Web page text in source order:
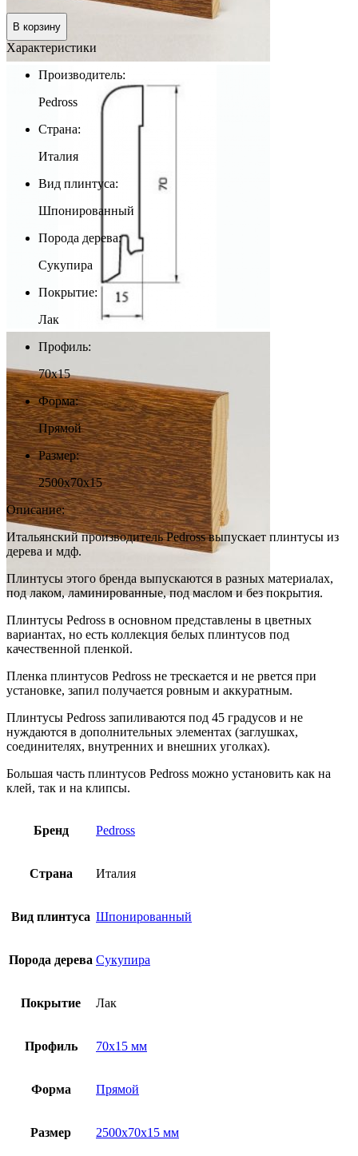
В корзину
Характеристики
Производитель:
Pedross
Страна:
Италия
Вид плинтуса:
Шпонированный
Порода дерева:
Сукупира
Покрытие:
Лак
Профиль:
70x15
Форма:
Прямой
Размер:
2500x70x15
Описание:
Итальянский производитель Pedross выпускает плинтусы из
дерева и мдф.
Плинтусы этого бренда выпускаются в разных материалах,
под лаком, ламинированные, под маслом и без покрытия.
Плинтусы Pedross в основном представлены в цветных
вариантах, но есть коллекция белых плинтусов под
качественной пленкой.
Пленка плинтусов Pedross не трескается и не рвется при
установке, запил получается ровным и аккуратным.
Плинтусы Pedross запиливаются под 45 градусов и не
нуждаются в дополнительных элементах (заглушках,
соединителях, внутренних и внешних уголках).
Большая часть плинтусов Pedross можно установить как на
клей, так и на клипсы.
Бренд Pedross
Страна Италия
Вид плинтуса Шпонированный
Порода дерева Сукупира
Покрытие Лак
Профиль 70х15 мм
Форма Прямой
Размер 2500х70х15 мм